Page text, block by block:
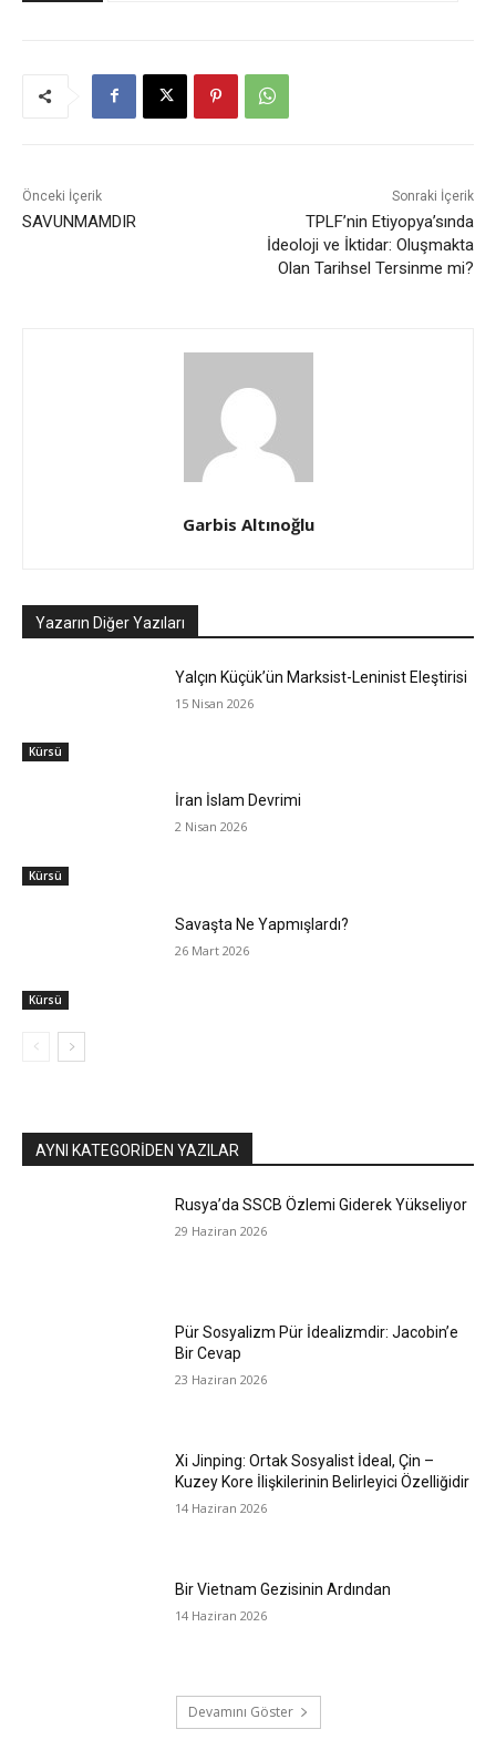
Önceki İçerik
SAVUNMAMDIR
Sonraki İçerik
TPLF’nin Etiyopya’sında
İdeoloji ve İktidar: Oluşmakta
Olan Tarihsel Tersinme mi?
Garbis Altınoğlu
Yazarın Diğer Yazıları
Kürsü
Yalçın Küçük’ün Marksist-Leninist Eleştirisi
15 Nisan 2026
Kürsü
İran İslam Devrimi
2 Nisan 2026
Kürsü
Savaşta Ne Yapmışlardı?
26 Mart 2026
AYNI KATEGORIDEN YAZILAR
Rusya’da SSCB Özlemi Giderek Yükseliyor
29 Haziran 2026
Pür Sosyalizm Pür İdealizmdir: Jacobin’e
Bir Cevap
23 Haziran 2026
Xi Jinping: Ortak Sosyalist İdeal, Çin –
Kuzey Kore İlişkilerinin Belirleyici Özelliğidir
14 Haziran 2026
Bir Vietnam Gezisinin Ardından
14 Haziran 2026
Devamını Göster